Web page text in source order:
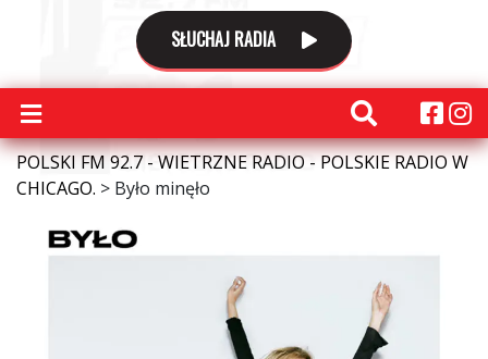
SŁUCHAJ RADIA
POLSKI FM 92.7 - WIETRZNE RADIO - POLSKIE RADIO W
CHICAGO. > Było minęło